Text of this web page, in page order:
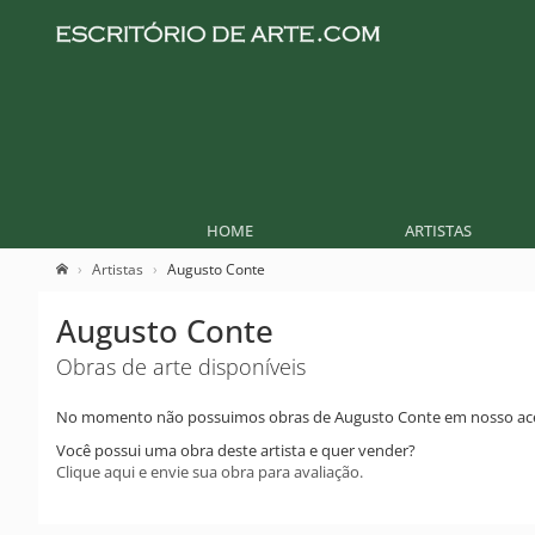
HOME ARTISTAS
Artistas Augusto Conte
Augusto Conte
Obras de arte disponíveis
No momento não possuimos obras de Augusto Conte em nosso
Você possui uma obra deste artista e quer vender?
Clique aqui e envie sua obra para avaliação.